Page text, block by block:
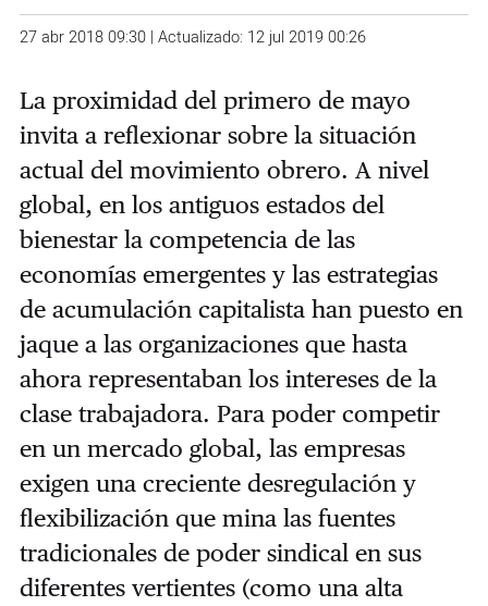
27 abr 2018 09:30 | Actualizado: 12 jul 2019 00:26
La proximidad del primero de mayo
invita a reflexionar sobre la situación
actual del movimiento obrero. A nivel
global, en los antiguos estados del
bienestar la competencia de las
economías emergentes y las estrategias
de acumulación capitalista han puesto en
jaque a las organizaciones que hasta
ahora representaban los intereses de la
clase trabajadora. Para poder competir
en un mercado global, las empresas
exigen una creciente desregulación y
flexibilización que mina las fuentes
tradicionales de poder sindical en sus
diferentes vertientes (como una alta